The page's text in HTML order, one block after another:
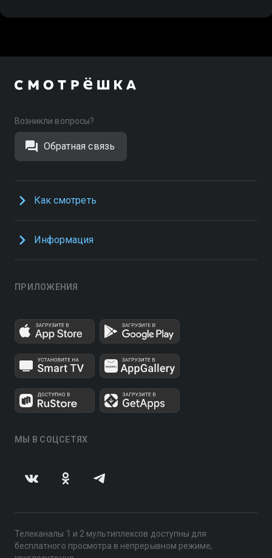
Возникли вопросы?
Обратная связь
Как смотреть
Информация
ПРИЛОЖЕНИЯ
МЫ В СОЦСЕТЯХ
Телеканалы 1 и 2 мультиплексов доступны для
бесплатного просмотра в непрерывном режиме,